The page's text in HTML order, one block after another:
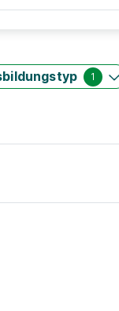
1